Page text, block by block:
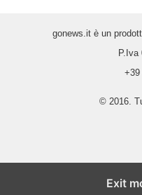
gonews.it è un
P.Iva
+39
© 2016.
Exit